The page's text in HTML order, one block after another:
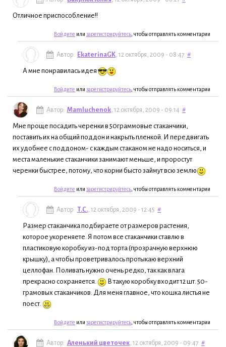
Отличное приспособление!!
Войдите или зарегистрируйтесь , чтобы отправлять комментарии
Автор: EkaterinaGK , 12 октября, 2009 - 08:47 #
А мне понравилась идея
Войдите или зарегистрируйтесь , чтобы отправлять комментарии
Автор: Mamluchenok , 12 октября, 2009 - 09:14 #
Мне проще посадить черенки в 50граммовые стаканчики,
поставить их на общий поддон и накрыть пленкой. И передвигать
их удобнее с поддоном- с каждым стаканом не надо носиться, и
места маленькие стаканчики занимают меньше, и проростут
черенки быстрее, потому, что корни бысто займут всю землю
Войдите или зарегистрируйтесь , чтобы отправлять комментарии
Автор: Т.С. , 12 октября, 2009 - 12:45 #
Размер стаканчика подбираете от размеров растения,
которое укореняете. Я потом все стаканчики ставлю в
пластиковую коробку из-под торта (прозрачную верхнюю
крышку), а чтобы проветривалось протыкаю верхний
целлофан. Поливать нужно очень редко, так как влага
прекрасно сохраняется.
В такую коробку входит 12 шт. 50-
грамовых стаканчиков. Для меня главное, что кошка листья не
поест.
Войдите или зарегистрируйтесь , чтобы отправлять комментарии
Автор: Аленький цветочек , 12 октября, 2009 - 09:47 #